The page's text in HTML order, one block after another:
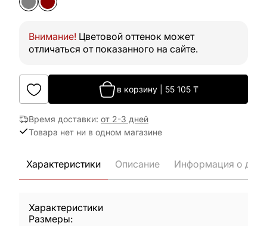
Внимание! Цветовой оттенок может
отличаться от показанного на сайте.
в корзину 55 105 ₸
Время доставки: от 2-3 дней
Товара нет ни в одном магазине
Характеристики Описание Информация о
Характеристики
Размеры: